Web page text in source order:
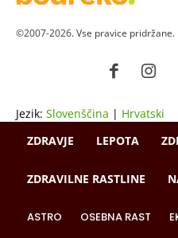
©2007-2026. Vse pravice pridržane.
Jezik: Slovenščina | Hrvatski
ZDRAVJE
LEPOTA
ZDRAVILNE RASTLINE
ASTRO OSEBNA RAST